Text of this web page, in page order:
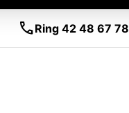
callRing 42 48 67 78